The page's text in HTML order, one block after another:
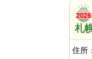
札
住所：